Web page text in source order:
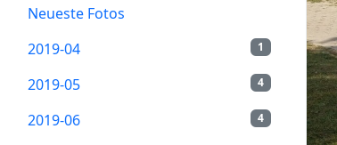
Neueste Fotos
1
2019-04
4
2019-05
4
2019-06